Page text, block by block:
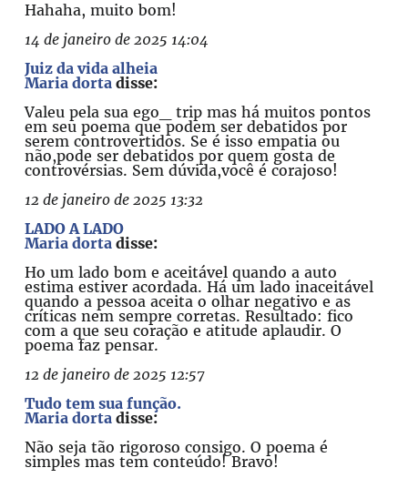
Hahaha, muito bom!
14 de janeiro de 2025 14:04
Juiz da vida alheia
Maria dorta disse:
Valeu pela sua ego_ trip mas há muitos pontos
em seu poema que podem ser debatidos por
serem controvertidos. Se é isso empatia ou
não,pode ser debatidos por quem gosta de
controvérsias. Sem dúvida,você é corajoso!
12 de janeiro de 2025 13:32
LADO A LADO
Maria dorta disse:
Ho um lado bom e aceitável quando a auto
estima estiver acordada. Há um lado inaceitável
quando a pessoa aceita o olhar negativo e as
críticas nem sempre corretas. Resultado: fico
com a que seu coração e atitude aplaudir. O
poema faz pensar.
12 de janeiro de 2025 12:57
Tudo tem sua função.
Maria dorta disse:
Não seja tão rigoroso consigo. O poema é
simples mas tem conteúdo! Bravo!